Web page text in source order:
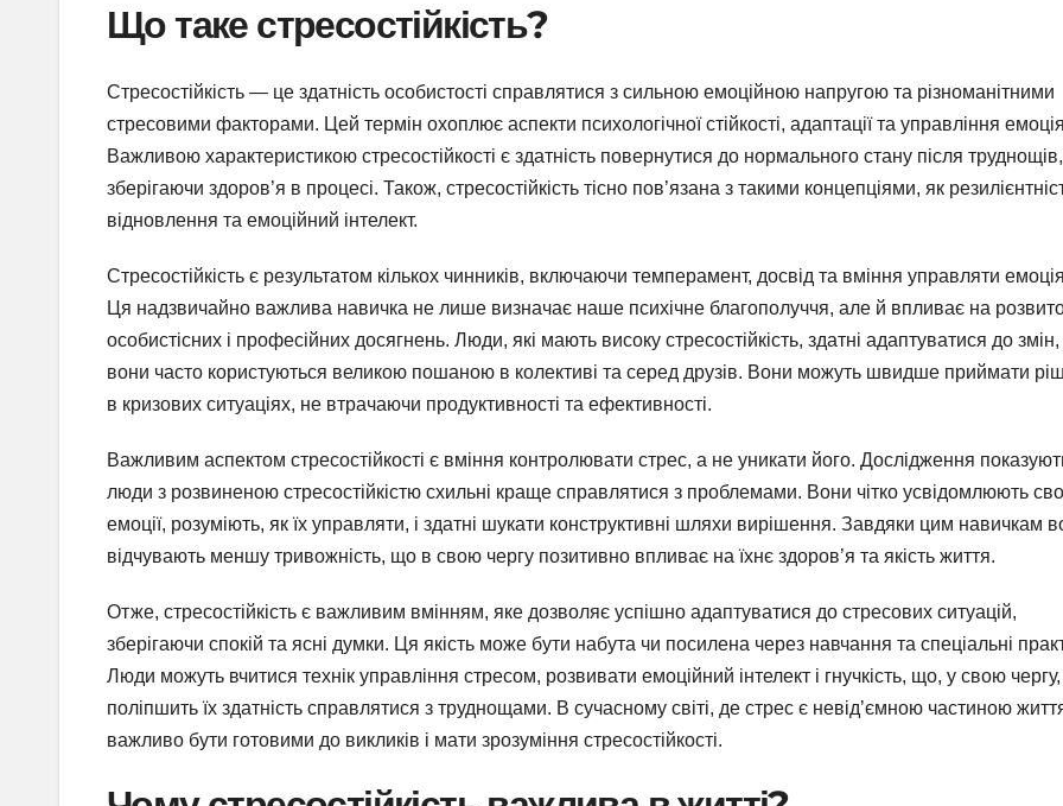
Що таке стресостійкість?
Стресостійкість — це здатність особистості справлятися з сильною емоційною напругою та різноманітними
стресовими факторами. Цей термін охоплює аспекти психологічної стійкості, адаптації та управління
Важливою характеристикою стресостійкості є здатність повернутися до нормального стану після труднощів,
зберігаючи здоров’я в процесі. Також, стресостійкість тісно пов’язана з такими концепціями, як
відновлення та емоційний інтелект.
Стресостійкість є результатом кількох чинників, включаючи темперамент, досвід та вміння управляти
Ця надзвичайно важлива навичка не лише визначає наше психічне благополуччя, але й впливає на
особистісних і професійних досягнень. Люди, які мають високу стресостійкість, здатні адаптуватися до
вони часто користуються великою пошаною в колективі та серед друзів. Вони можуть швидше приймати
в кризових ситуаціях, не втрачаючи продуктивності та ефективності.
Важливим аспектом стресостійкості є вміння контролювати стрес, а не уникати його. Дослідження
люди з розвиненою стресостійкістю схильні краще справлятися з проблемами. Вони чітко усвідомлюють
емоції, розуміють, як їх управляти, і здатні шукати конструктивні шляхи вирішення. Завдяки цим навичкам
відчувають меншу тривожність, що в свою чергу позитивно впливає на їхнє здоров’я та якість життя.
Отже, стресостійкість є важливим вмінням, яке дозволяє успішно адаптуватися до стресових ситуацій,
зберігаючи спокій та ясні думки. Ця якість може бути набута чи посилена через навчання та спеціальні
Люди можуть вчитися технік управління стресом, розвивати емоційний інтелект і гнучкість, що, у свою чергу,
поліпшить їх здатність справлятися з труднощами. В сучасному світі, де стрес є невід’ємною частиною
важливо бути готовими до викликів і мати зрозуміння стресостійкості.